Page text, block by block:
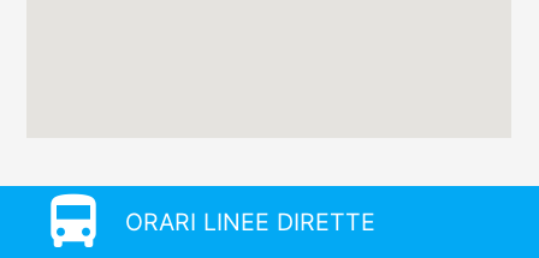
directions_bus ORARI LINEE DIRETTE